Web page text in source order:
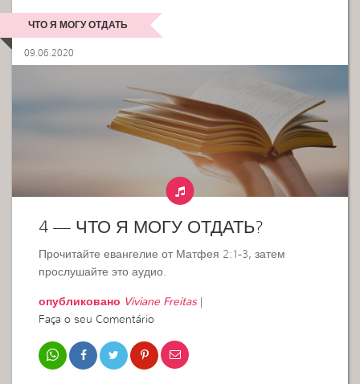
ЧТО Я МОГУ ОТДАТЬ
09.06.2020
4 — ЧТО Я МОГУ ОТДАТЬ?
Прочитайте евангелие от Матфея 2:1-3, затем
прослушайте это аудио.
опубликовано Viviane Freitas|
Faça o seu Comentário